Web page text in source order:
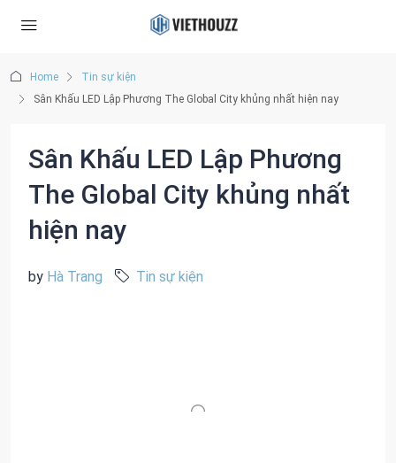
Home
Tin sự kiện
Sân Khấu LED Lập Phương The Global City khủng nhất hiện nay
Sân Khấu LED Lập Phương
The Global City khủng nhất
hiện nay
by Hà Trang Tin sự kiện